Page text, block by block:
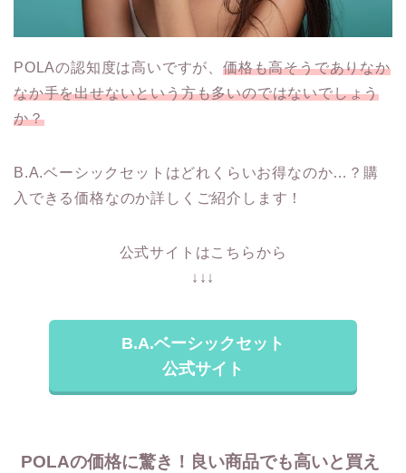
POLAの認知度は高いですが、 価格も高そうでありなか
なか手を出せないという方も多いのではないでしょう
か？
B.A.ベーシックセットはどれくらいお得なのか…？購
入できる価格なのか詳しくご紹介します！
公式サイトはこちらから
↓↓↓
B.A.ベーシックセット
公式サイト
POLAの価格に驚き！良い商品でも高いと買え